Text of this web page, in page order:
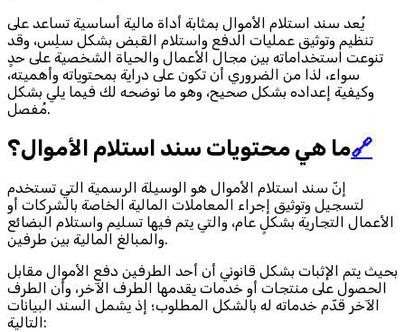
يُعد سند استلام الأموال بمثابة أداة مالية أساسية تساعد على
تنظيم وتوثيق عمليات الدفع واستلام القبض بشكل سلِس، وقد
تنوعت استخداماته بين مجال الأعمال والحياة الشخصية على حدٍ
سواء، لذا من الضروري أن تكون على دراية بمحتوياته وأهميته،
وكيفية إعداده بشكل صحيح، وهو ما نوضحه لك فيما يلي بشكل
مُفصل.
ما هي محتويات سند استلام الأموال؟🔗
إنّ سند استلام الأموال هو الوسيلة الرسمية التي تستخدم
لتسجيل وتوثيق إجراء المعاملات المالية الخاصة بالشركات أو
الأعمال التجارية بشكلٍ عام، والتي يتم فيها تسليم واستلام البضائع
والمبالغ المالية بين طرفين.
بحيث يتم الإثبات بشكل قانوني أن أحد الطرفين دفع الأموال مقابل
الحصول على منتجات أو خدمات يقدمها الطرف الآخر، وأن الطرف
الآخر قدّم خدماته له بالشكل المطلوب؛ إذ يشمل السند البيانات
التالية: